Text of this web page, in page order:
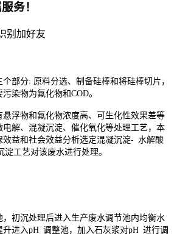
务！
别加好友
部分: 原料分选、制备硅棒和将硅棒切片，
染物为氟化物和COD。
浮物和氟化物浓度高、可生化性效果差等
解、混凝沉淀、催化氧化等处理工艺，本
效益和社会效益分析选定混凝沉淀- 水解酸
工艺对该废水进行处理。
初沉处理后进入生产废水调节池内均衡水
升进入pH 调整池，加入石灰浆对pH 进行调